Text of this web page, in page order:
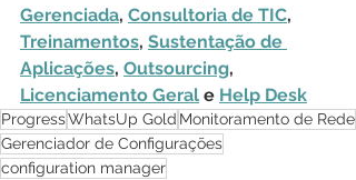
Gerenciada, Consultoria de TIC,
Treinamentos, Sustentação de
Aplicações, Outsourcing,
Licenciamento Geral e Help Desk
ProgressWhatsUp Gold Monitoramento de Rede
Gerenciador de Configurações
configuration manager